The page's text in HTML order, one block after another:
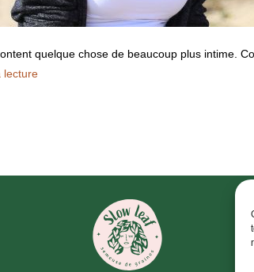
quelque chose de beaucoup plus intime.
lecture